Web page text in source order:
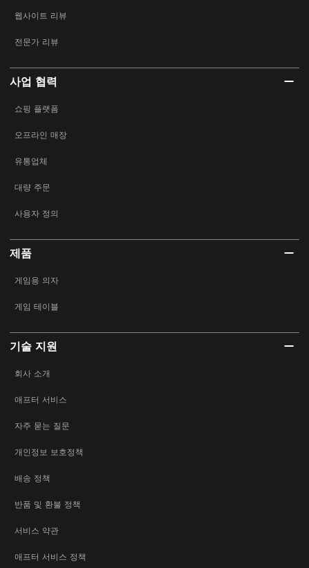
웹사이트 리뷰
전문가 리뷰
사업 협력
쇼핑 플랫폼
오프라인 매장
유통업체
대량 주문
사용자 정의
제품
게임용 의자
게임 테이블
기술 지원
회사 소개
애프터 서비스
자주 묻는 질문
개인정보 보호정책
배송 정책
반품 및 환불 정책
서비스 약관
애프터 서비스 정책